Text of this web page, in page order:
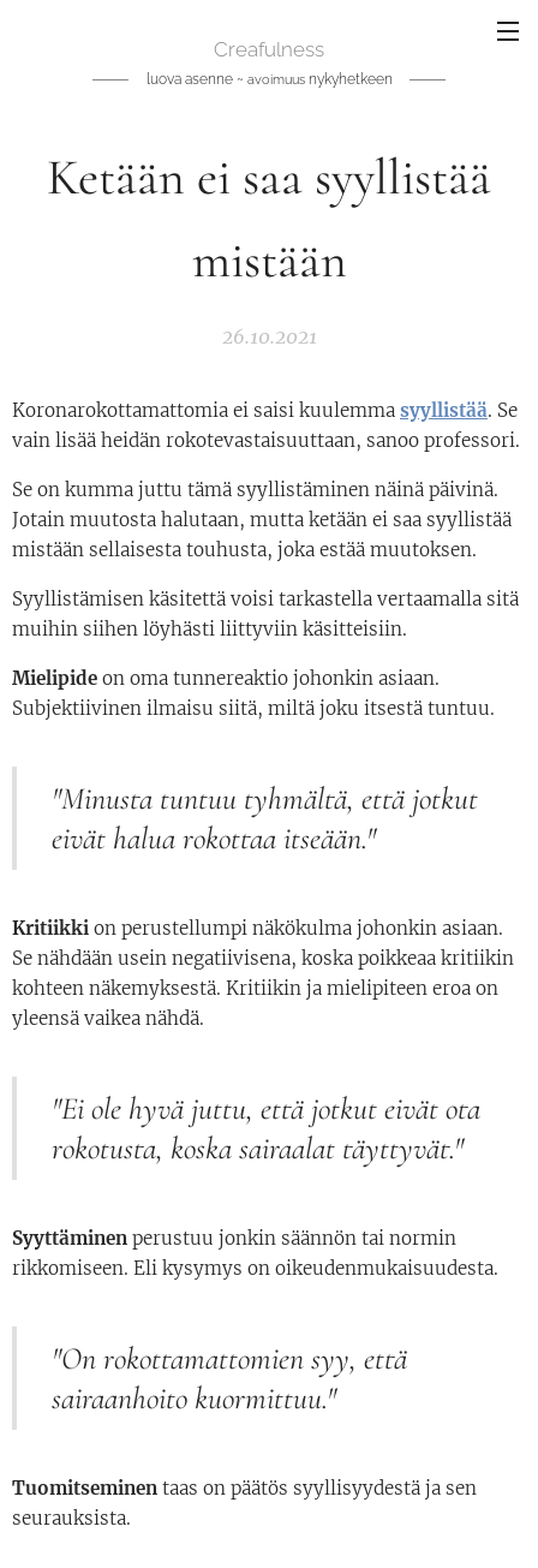
Creafulness
luova asenne ~ avoimuusnykyhetkeen
Ketään ei saa syyllistää
mistään
26.10.2021
Koronarokottamattomia ei saisi kuulemma syyllistää. Se
vain lisää heidän rokotevastaisuuttaan, sanoo professori.
Se on kumma juttu tämä syyllistäminen näinä päivinä.
Jotain muutosta halutaan, mutta ketään ei saa syyllistää
mistään sellaisesta touhusta, joka estää muutoksen.
Syyllistämisen käsitettä voisi tarkastella vertaamalla sitä
muihin siihen löyhästi liittyviin käsitteisiin.
Mielipide on oma tunnereaktio johonkin asiaan.
Subjektiivinen ilmaisu siitä, miltä joku itsestä tuntuu.
"Minusta tuntuu tyhmältä, että jotkut
eivät halua rokottaa itseään."
Kritiikki on perustellumpi näkökulma johonkin asiaan.
Se nähdään usein negatiivisena, koska poikkeaa kritiikin
kohteen näkemyksestä. Kritiikin ja mielipiteen eroa on
yleensä vaikea nähdä.
"Ei ole hyvä juttu, että jotkut eivät ota
rokotusta, koska sairaalat täyttyvät."
Syyttäminen perustuu jonkin säännön tai normin
rikkomiseen. Eli kysymys on oikeudenmukaisuudesta.
"On rokottamattomien syy, että
sairaanhoito kuormittuu."
Tuomitseminen taas on päätös syyllisyydestä ja sen
seurauksista.